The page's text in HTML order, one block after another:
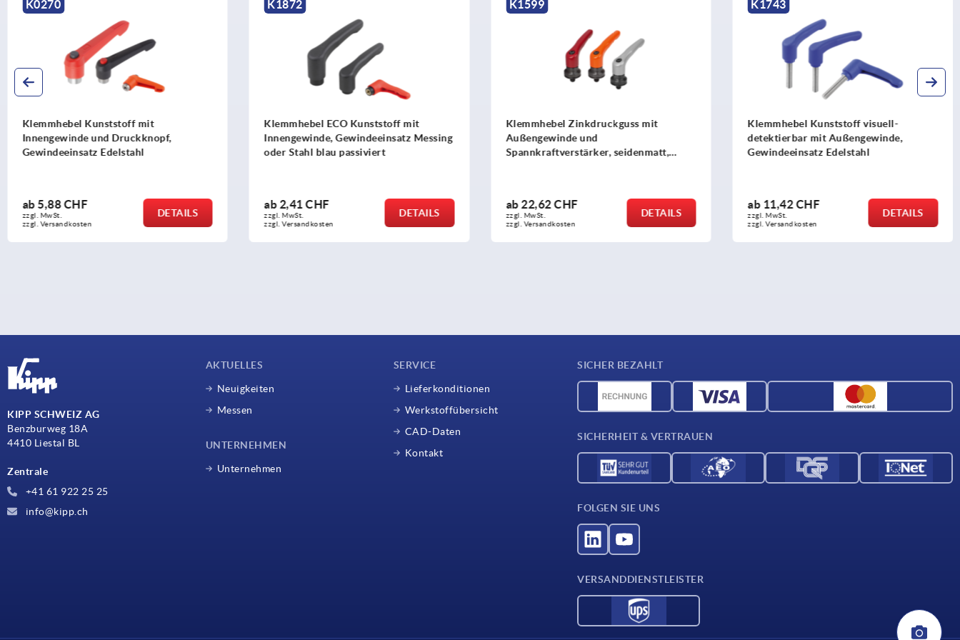
K0270
Klemmhebel Kunststoff mit
Innengewinde und Druckknopf,
Gewindeeinsatz Edelstahl
ab 5,88 CHF
zzgl. MwSt.
zzgl. Versandkosten
DETAILS
K1872
Klemmhebel ECO Kunststoff mit
Innengewinde, Gewindeeinsatz Messing
oder Stahl blau passiviert
ab 2,41 CHF
zzgl. MwSt.
zzgl. Versandkosten
DETAILS
K1599
Klemmhebel Zinkdruckguss mit
Außengewinde und
Spannkraftverstärker, seidenmatt,
ab 22,62 CHF
zzgl. MwSt.
zzgl. Versandkosten
DETAILS
K1743
Klemmhebel Kunststoff visuell-
detektierbar mit Außengewinde,
Gewindeeinsatz Edelstahl
ab 11,42 CHF
zzgl. MwSt.
zzgl. Versandkosten
DETAILS
KIPP SCHWEIZ AG
Benzburweg 18A
4410 Liestal BL
Zentrale
+41 61 922 25 25
info@kipp.ch
AKTUELLES
Neuigkeiten
Messen
UNTERNEHMEN
Unternehmen
SERVICE
Lieferkonditionen
Werkstoffübersicht
CAD-Daten
Kontakt
SICHER BEZAHLT
SICHERHEIT & VERTRAUEN
FOLGEN SIE UNS
VERSANDDIENSTLEISTER